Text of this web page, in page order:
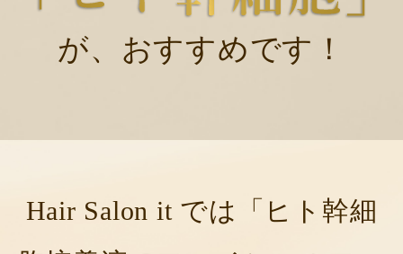
が、おすすめです！
Hair Salon it では「ヒト幹細